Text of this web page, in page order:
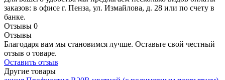
заказов: в офисе г. Пенза, ул. Измайлова, д. 28 или по счету в
банке.
Отзывы 0
Отзывы
Благодаря вам мы становимся лучше. Оставьте свой честный
отзыв о товаре.
Оставить отзыв
Другие товары